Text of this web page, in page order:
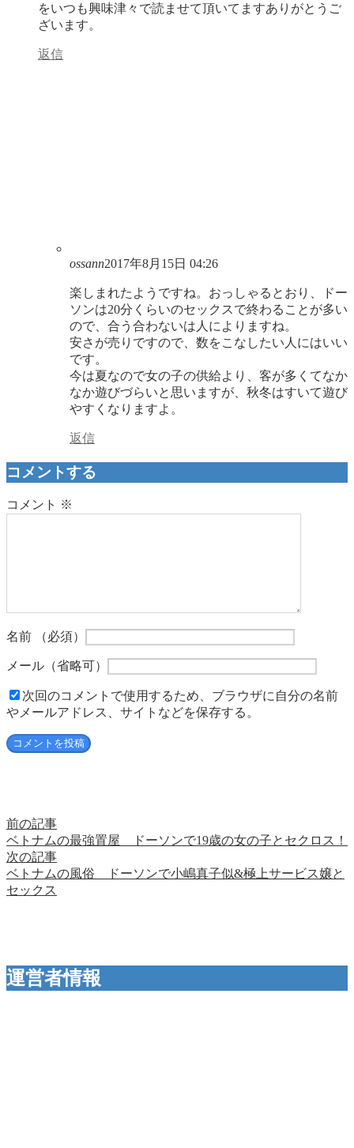
をいつも興味津々で読ませて頂いてますありがとうご
ざいます。
返信
ossann2017年8月15日 04:26
楽しまれたようですね。おっしゃるとおり、ドー
ソンは20分くらいのセックスで終わることが多い
ので、合う合わないは人によりますね。
安さが売りですので、数をこなしたい人にはいい
です。
今は夏なので女の子の供給より、客が多くてなか
なか遊びづらいと思いますが、秋冬はすいて遊び
やすくなりますよ。
返信
コメントする
コメント ※
名前 （必須）
メール （省略可）
次回のコメントで使用するため、ブラウザに自分の名前
やメールアドレス、サイトなどを保存する。
前の記事
ベトナムの最強置屋 ドーソンで19歳の女の子とセクロス！
次の記事
ベトナムの風俗 ドーソンで小嶋真子似&極上サービス嬢と
セックス
運営者情報